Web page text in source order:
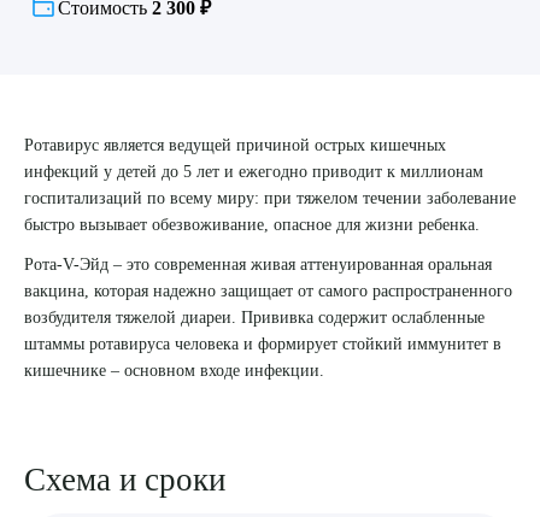
Политика конфиденциальности
Пользовательское соглашение
Хирургический стационар
Подготовка к диагностике
ДМС
Филиалы
8 (863) 309-05-06
ЗАКАЗАТЬ ЗВОНОК
Стоимость 2 300 ₽
Ротавирус является ведущей причиной острых кишечных
инфекций у детей до 5 лет и ежегодно приводит к миллионам
госпитализаций по всему миру: при тяжелом течении заболевание
быстро вызывает обезвоживание, опасное для жизни ребенка.
Рота-V-Эйд – это современная живая аттенуированная оральная
вакцина, которая надежно защищает от самого распространенного
возбудителя тяжелой диареи. Прививка содержит ослабленные
штаммы ротавируса человека и формирует стойкий иммунитет в
кишечнике – основном входе инфекции.
Схема и сроки